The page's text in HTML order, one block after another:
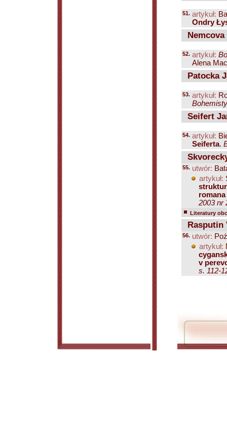
51. artykuł:
Ondry
Nemcova
52. artykuł:
Alena
Patocka
53. artykuł:
Seifert
54. artykuł:
Seiferta.
55. utwór:
artykuł:
2003 nr
Literatury
Rasputin
56. utwór:
artykuł:
v
s. 112-